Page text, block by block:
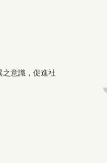
之意識，促進社